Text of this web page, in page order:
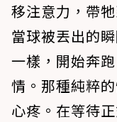
移注意力，帶
當球被丟出的
一樣，開始奔
情。那種純粹
心疼。在等待